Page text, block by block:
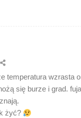
temperatura wzrasta
się burze i grad.
żyć?